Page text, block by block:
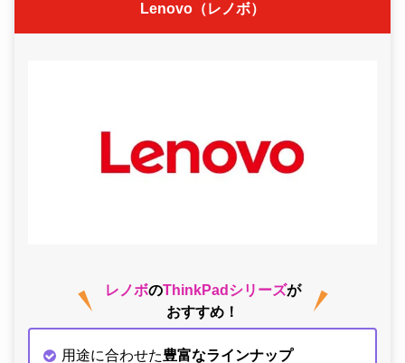
Lenovo（レノボ）
レノボのThinkPadシリーズが
おすすめ！
用途に合わせた豊富なラインナップ